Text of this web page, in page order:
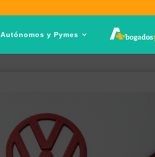
Autónomos y Pymes